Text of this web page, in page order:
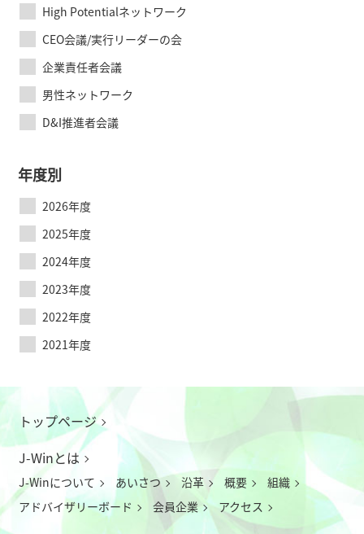
High Potentialネットワーク
CEO会議/実行リーダーの会
企業責任者会議
男性ネットワーク
D&I推進者会議
年度別
2026年度
2025年度
2024年度
2023年度
2022年度
2021年度
トップページ
J-Winとは
J-Winについて あいさつ 沿革 概要
組織
アドバイザリーボード
会員企業 アクセス